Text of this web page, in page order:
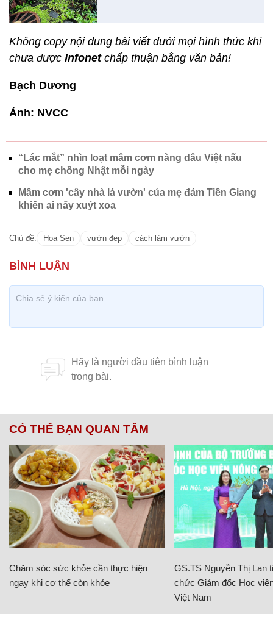
Không copy nội dung bài viết dưới mọi hình thức khi
chưa được Infonetchấp thuận bằng văn bản!
Bạch Dương
Ảnh: NVCC
“Lác mắt” nhìn loạt mâm cơm nàng dâu Việt nấu
cho mẹ chồng Nhật mỗi ngày
Mâm cơm 'cây nhà lá vườn' của mẹ đảm Tiền Giang
khiến ai nấy xuýt xoa
Chủ đề: Hoa Sen vườn đẹp cách làm vườn
CÓ THỂ BẠN QUAN TÂM
Chăm sóc sức khỏe cần thực hiện
ngay khi cơ thể còn khỏe
GS.TS Nguyễn Thị Lan
chức Giám đốc Học
Việt Nam